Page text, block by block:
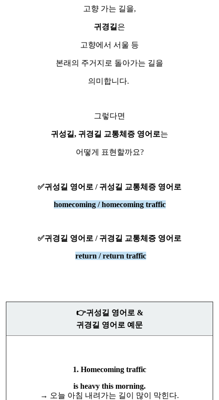
고향 가는 길을,
귀경길 은
고향에서 서울 등
본래의 주거지로 돌아가는 길을
의미합니다.
그렇다면
귀성길, 귀경길 교통체증 영어로는
어떻게 표현할까요?
✅귀성길 영어로 / 귀성길 교통체증 영어로
homecoming /homecoming traffic
✅귀경길 영어로 / 귀경길 교통체증 영어로
return /return traffic
👉귀성길 영어로 &
귀경길 영어로 예문
1. Homecoming traffic
is heavy this morning.
→ 오늘 아침 내려가는 길이 많이 막힌다.